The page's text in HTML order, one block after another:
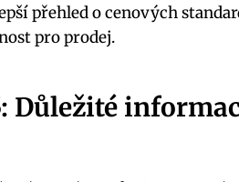
přehled⁤ o cenových
pro prodej.
Důležité